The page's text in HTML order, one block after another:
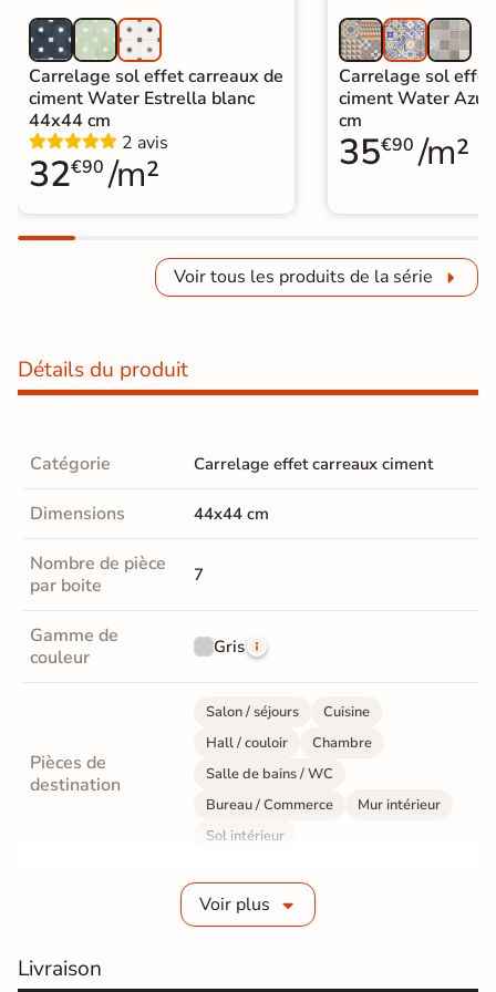
Carrelage sol effet carreaux de
ciment Water Estrella blanc
44x44 cm
2 avis
32€90 /m²
Carrelage sol
ciment Water
cm
35€90 /m²
Voir tous les produits de la série
Détails du produit
Catégorie Carrelage effet carreaux ciment
Dimensions 44x44 cm
Nombre de pièce
par boite
7
Gamme de
couleur
Gris
Pièces de
destination
Salon / séjours
Cuisine
Hall / couloir
Chambre
Salle de bains / WC
Bureau / Commerce
Mur intérieur
Sol intérieur
Grès cérame émaillé
Voir plus
Livraison